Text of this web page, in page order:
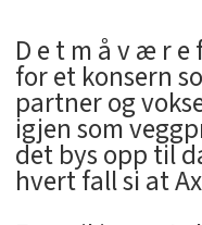
D e t m å v æ r
for et konsern
partner og
igjen som
det bys opp til
hvert fall si at